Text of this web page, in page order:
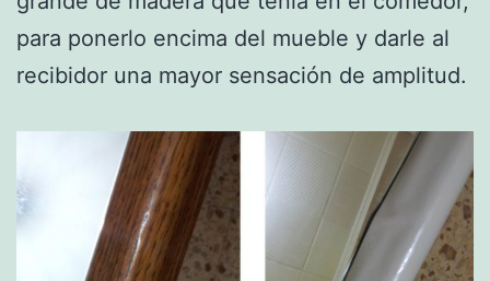
para ponerlo encima del mueble y darle al
recibidor una mayor sensación de amplitud.